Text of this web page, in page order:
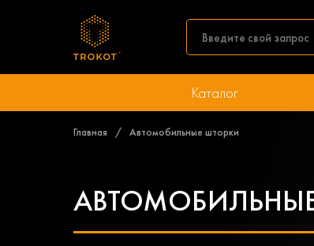
Каталог
Главная Автомобильные шторки
АВТОМОБИЛЬНЫЕ